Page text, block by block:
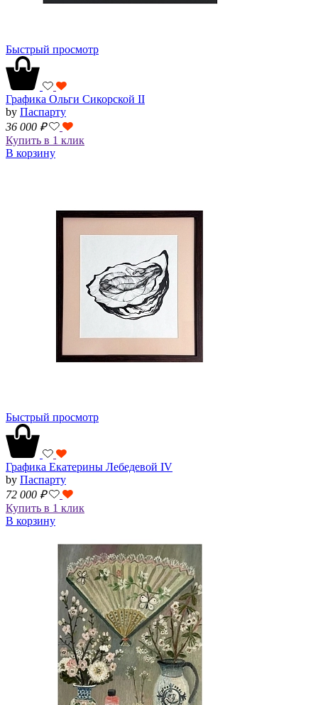
Быстрый просмотр
Графика Ольги Сикорской II
by Паспарту
36 000 ₽
Купить в 1 клик
В корзину
Быстрый просмотр
Графика Екатерины Лебедевой IV
by Паспарту
72 000 ₽
Купить в 1 клик
В корзину